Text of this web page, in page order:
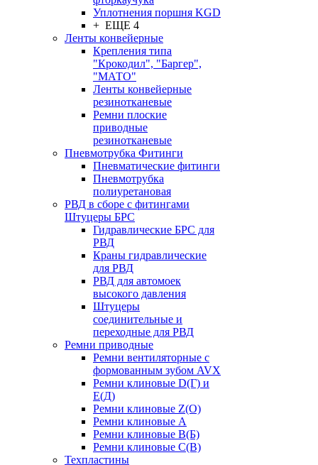
Уплотнения поршня KGD
+ ЕЩЕ 4
Ленты конвейерные
Крепления типа
"Крокодил", "Баргер",
"МАТО"
Ленты конвейерные
резинотканевые
Ремни плоские
приводные
резинотканевые
Пневмотрубка Фитинги
Пневматические фитинги
Пневмотрубка
полиуретановая
РВД в сборе с фитингами
Штуцеры БРС
Гидравлические БРС для
РВД
Краны гидравлические
для РВД
РВД для автомоек
высокого давления
Штуцеры
соединительные и
переходные для РВД
Ремни приводные
Ремни вентиляторные с
формованным зубом AVX
Ремни клиновые D(Г) и
Е(Д)
Ремни клиновые Z(О)
Ремни клиновые А
Ремни клиновые В(Б)
Ремни клиновые С(В)
Техпластины